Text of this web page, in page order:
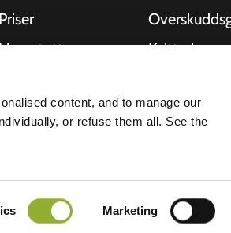
content, and to manage our
or refuse them all. See the
Marketing
Priser
støtte
leverandører
Kvittering
Stroometiket
rettigheter forbeholdt © 2026 - Allego BV